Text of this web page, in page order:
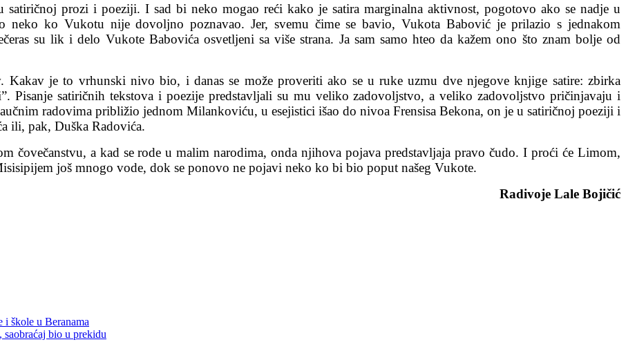
prozi i poeziji. I sad bi neko mogao reći kako je satira marginalna aktivnost, pogotovo ako se nadje u
neko ko Vukotu nije dovoljno poznavao. Jer, svemu čime se bavio, Vukota Babović je prilazio s jednakom
su lik i delo Vukote Babovića osvetljeni sa više strana. Ja sam samo hteo da kažem ono što znam bolje od
je to vrhunski nivo bio, i danas se može proveriti ako se u ruke uzmu dve njegove knjige satire: zbirka
Pisanje satiričnih tekstova i poezije predstavljali su mu veliko zadovoljstvo, a veliko zadovoljstvo pričinjavaju i
radovima približio jednom Milankoviću, u esejistici išao do nivoa Frensisa Bekona, on je u satiričnoj poeziji i
ili, pak, Duška Radovića.
čovečanstvu, a kad se rode u malim narodima, onda njihova pojava predstavljaja pravo čudo. I proći će Limom,
još mnogo vode, dok se ponovo ne pojavi neko ko bi bio poput našeg Vukote.
Radivoje Lale Bojičić
i škole u Beranama
bio u prekidu